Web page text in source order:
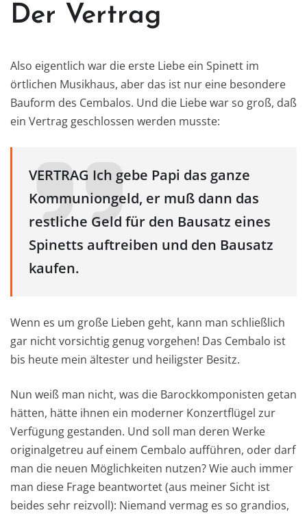
Der Vertrag
Also eigentlich war die erste Liebe ein Spinett im
örtlichen Musikhaus, aber das ist nur eine besondere
Bauform des Cembalos. Und die Liebe war so groß, daß
ein Vertrag geschlossen werden musste:
VERTRAG Ich gebe Papi das ganze
Kommuniongeld, er muß dann das
restliche Geld für den Bausatz eines
Spinetts auftreiben und den Bausatz
kaufen.
Wenn es um große Lieben geht, kann man schließlich
gar nicht vorsichtig genug vorgehen! Das Cembalo ist
bis heute mein ältester und heiligster Besitz.
Nun weiß man nicht, was die Barockkomponisten getan
hätten, hätte ihnen ein moderner Konzertflügel zur
Verfügung gestanden. Und soll man deren Werke
originalgetreu auf einem Cembalo aufführen, oder darf
man die neuen Möglichkeiten nutzen? Wie auch immer
man diese Frage beantwortet (aus meiner Sicht ist
beides sehr reizvoll): Niemand vermag es so grandios,